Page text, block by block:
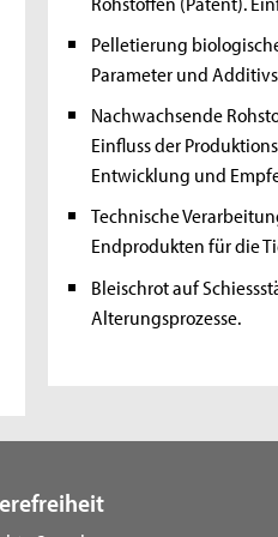
Pelletierung
Parameter und
Nachwachsende
Einfluss der
Entwicklung und
Technische
Endprodukten für die
Bleischrot auf
Alterungsprozesse.